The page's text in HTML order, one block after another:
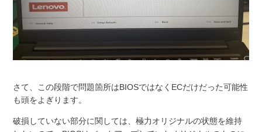
さて、この段階で問題箇所はBIOSではなくECだけだった可能性
も頭をよぎります。
破損していない部分に関しては、極力オリジナルの状態を維持